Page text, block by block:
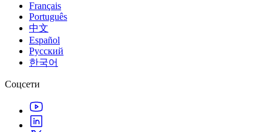
Français
Português
中文
Español
Русский
한국어
Соцсети